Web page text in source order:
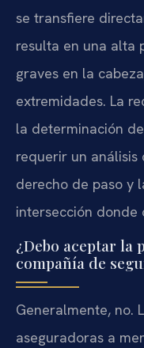
se transfiere
resulta en una alta
graves en la
extremidades. La
la determinación
requerir un
derecho de paso y
intersección donde
¿Debo aceptar la
compañía de
Generalmente, no.
aseguradoras a